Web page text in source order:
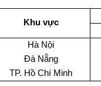
Khu vực
Hà Nội
Đà Nẵng
TP. Hồ Chí Minh